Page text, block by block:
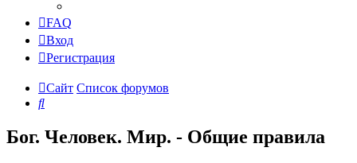
FAQ
Вход
Регистрация
Сайт Список форумов
Поиск
Бог. Человек. Мир. - Общие правила